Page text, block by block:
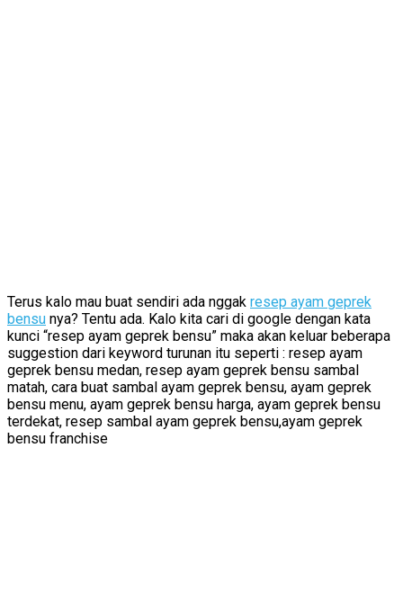
Terus kalo mau buat sendiri ada nggak resep ayam geprek
bensu nya? Tentu ada. Kalo kita cari di google dengan kata
kunci “resep ayam geprek bensu” maka akan keluar beberapa
suggestion dari keyword turunan itu seperti : resep ayam
geprek bensu medan, resep ayam geprek bensu sambal
matah, cara buat sambal ayam geprek bensu, ayam geprek
bensu menu, ayam geprek bensu harga, ayam geprek bensu
terdekat, resep sambal ayam geprek bensu,ayam geprek
bensu franchise